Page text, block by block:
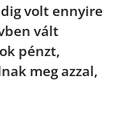
volt ennyire
vált
pénzt,
meg azzal,